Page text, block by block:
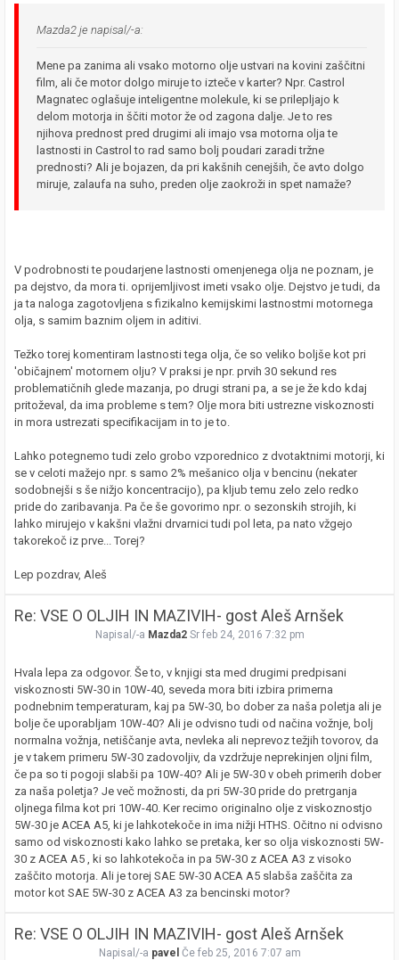
Mazda2 je napisal/-a:
Mene pa zanima ali vsako motorno olje ustvari na kovini zaščitni
film, ali če motor dolgo miruje to izteče v karter? Npr. Castrol
Magnatec oglašuje inteligentne molekule, ki se prilepljajo k
delom motorja in ščiti motor že od zagona dalje. Je to res
njihova prednost pred drugimi ali imajo vsa motorna olja te
lastnosti in Castrol to rad samo bolj poudari zaradi tržne
prednosti? Ali je bojazen, da pri kakšnih cenejših, če avto dolgo
miruje, zalaufa na suho, preden olje zaokroži in spet namaže?
V podrobnosti te poudarjene lastnosti omenjenega olja ne poznam, je
pa dejstvo, da mora ti. oprijemljivost imeti vsako olje. Dejstvo je tudi, da
ja ta naloga zagotovljena s fizikalno kemijskimi lastnostmi motornega
olja, s samim baznim oljem in aditivi.
Težko torej komentiram lastnosti tega olja, če so veliko boljše kot pri
'običajnem' motornem olju? V praksi je npr. prvih 30 sekund res
problematičnih glede mazanja, po drugi strani pa, a se je že kdo kdaj
pritoževal, da ima probleme s tem? Olje mora biti ustrezne viskoznosti
in mora ustrezati specifikacijam in to je to.
Lahko potegnemo tudi zelo grobo vzporednico z dvotaktnimi motorji, ki
se v celoti mažejo npr. s samo 2% mešanico olja v bencinu (nekater
sodobnejši s še nižjo koncentracijo), pa kljub temu zelo zelo redko
pride do zaribavanja. Pa če še govorimo npr. o sezonskih strojih, ki
lahko mirujejo v kakšni vlažni drvarnici tudi pol leta, pa nato vžgejo
takorekoč iz prve... Torej?
Lep pozdrav, Aleš
Re: VSE O OLJIH IN MAZIVIH- gost Aleš Arnšek
Napisal/-a Mazda2 Sr feb 24, 2016 7:32 pm
Hvala lepa za odgovor. Še to, v knjigi sta med drugimi predpisani
viskoznosti 5W-30 in 10W-40, seveda mora biti izbira primerna
podnebnim temperaturam, kaj pa 5W-30, bo dober za naša poletja ali je
bolje če uporabljam 10W-40? Ali je odvisno tudi od načina vožnje, bolj
normalna vožnja, netiščanje avta, nevleka ali neprevoz težjih tovorov, da
je v takem primeru 5W-30 zadovoljiv, da vzdržuje neprekinjen oljni film,
če pa so ti pogoji slabši pa 10W-40? Ali je 5W-30 v obeh primerih dober
za naša poletja? Je več možnosti, da pri 5W-30 pride do pretrganja
oljnega filma kot pri 10W-40. Ker recimo originalno olje z viskoznostjo
5W-30 je ACEA A5, ki je lahkotekoče in ima nižji HTHS. Očitno ni odvisno
samo od viskoznosti kako lahko se pretaka, ker so olja viskoznosti 5W-
30 z ACEA A5 , ki so lahkotekoča in pa 5W-30 z ACEA A3 z visoko
zaščito motorja. Ali je torej SAE 5W-30 ACEA A5 slabša zaščita za
motor kot SAE 5W-30 z ACEA A3 za bencinski motor?
Re: VSE O OLJIH IN MAZIVIH- gost Aleš Arnšek
Napisal/-a pavel Če feb 25, 2016 7:07 am